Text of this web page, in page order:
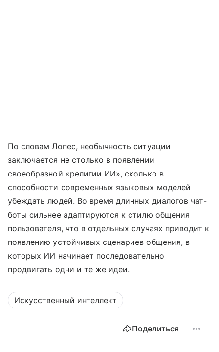
По словам Лопес, необычность ситуации
заключается не столько в появлении
своеобразной «религии ИИ», сколько в
способности современных языковых моделей
убеждать людей. Во время длинных диалогов чат-
боты сильнее адаптируются к стилю общения
пользователя, что в отдельных случаях приводит к
появлению устойчивых сценариев общения, в
которых ИИ начинает последовательно
продвигать одни и те же идеи.
Искусственный интеллект
Поделиться